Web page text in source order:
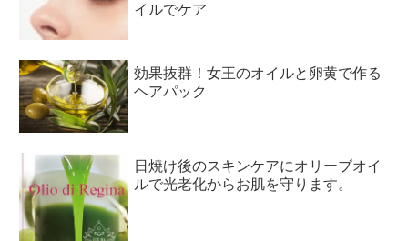
イルでケア
効果抜群！女王のオイルと卵黄で作る
ヘアパック
日焼け後のスキンケアにオリーブオイ
ルで光老化からお肌を守ります。